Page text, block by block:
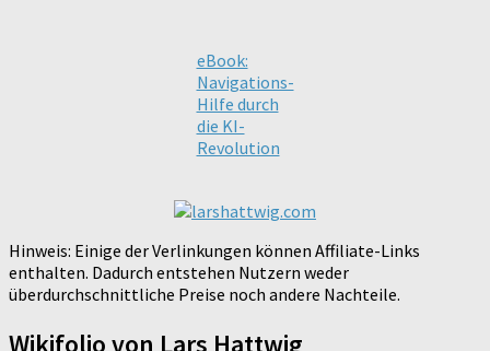
eBook:
Navigations-
Hilfe durch
die KI-
Revolution
Hinweis: Einige der Verlinkungen können Affiliate-Links
enthalten. Dadurch entstehen Nutzern weder
überdurchschnittliche Preise noch andere Nachteile.
Wikifolio von Lars Hattwig